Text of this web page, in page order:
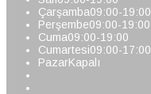
Çarşamba09:00-19:00
Perşembe09:00-19:00
Cuma09:00-19:00
Cumartesi09:00-17:00
PazarKapalı